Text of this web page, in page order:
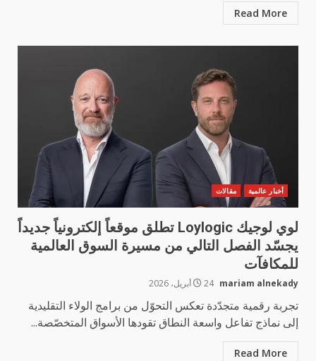
Read More
أخبار عالمية مقالات
لوي لوجيك Loylogic تطلق موقعاً إلكترونياً جديداً
يجسّد الفصل التالي من مسيرة السوق العالمية
للمكافآت
mariam alnekady 24 أبريل، 2026
تجربة رقمية متجدّدة تعكس التحوّل من برامج الولاء التقليدية
إلى نماذج تفاعل واسعة النطاق تقودها الأسواق المتخصّصة...
Read More